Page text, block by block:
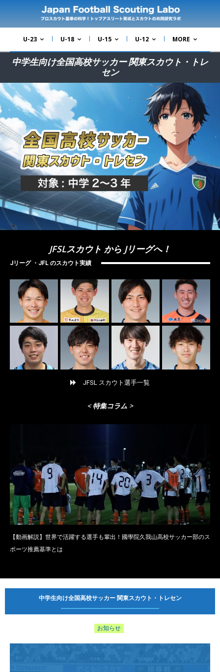
U-23 U-18 U-15 U-12 MORE
中学生向け全国高校サッカー 関東スカウト・トレ
セン
JFSLスカウト から Jリーグへ！
Jリーグ ・JFL のスカウト実績
JFSL スカウト選手一覧
< 特集コラム >
【動画解説】世界で活躍する選手も輩出！國學院久我山高校サッカー部のス
ポーツ推薦基準とは
中学生向け全国高校サッカー 関東スカウト・トレセン
お知らせ